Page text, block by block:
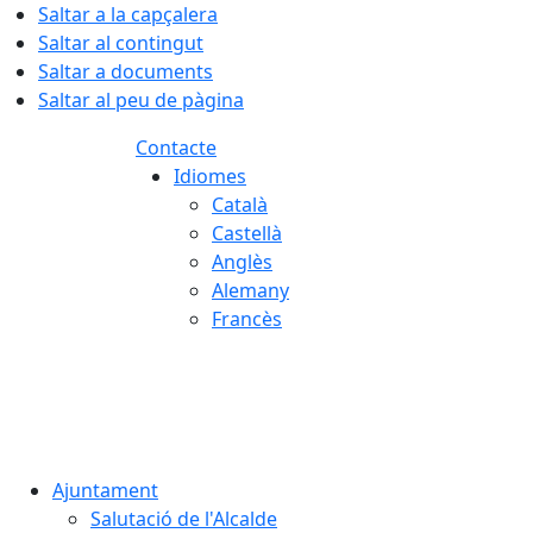
Saltar a la capçalera
Saltar al contingut
Saltar a documents
Saltar al peu de pàgina
Contacte
Idiomes
Català
Castellà
Anglès
Alemany
Francès
Ajuntament
Salutació de l'Alcalde